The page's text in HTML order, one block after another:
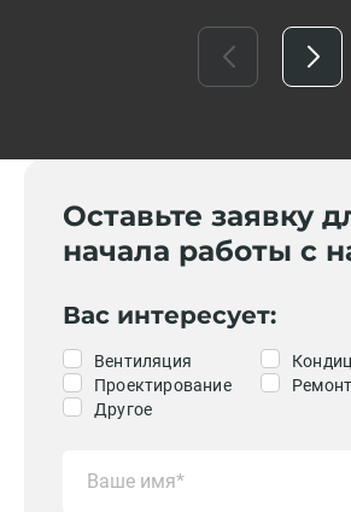
Оставьте заявку
начала работы с
Вас интересует:
Вентиляция
Проектирование
Другое